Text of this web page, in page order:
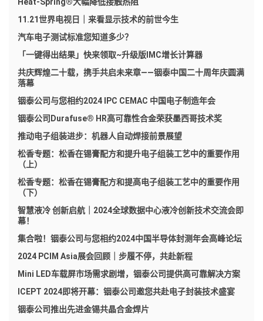
11.21世界电视日｜来看显示技术的前世今生
汽车电子测试标准您知道多少？
「一键得出结果」快来领取~升级版IMC增长计算器
共庆辉煌二十载，携手共启未来章——铟泰中国二十周年庆圆满
落幕
铟泰公司与您相约2024 IPC CEMAC 中国电子制造年会
铟泰公司Durafuse® HR高可靠性合金荣获墨西哥技术奖
推动电子组装进步：机器人自动焊接前景展望
松香专题：松香在锡膏配方和提升电子组装工艺中的重要作用
（上）
松香专题：松香在锡膏配方和提高电子组装工艺中的重要作用
（下）
智慧液冷 创新启航｜2024全球数据中心液冷创新技术交流会即
幕！
集合啦！铟泰公司与您相约2024中国半导体封测年会高峰论坛
2024 PCIM Asia展会回顾｜步履不停，共赴新程
Mini LED车载屏市场需求剧增，铟泰公司提供高可靠解决方案
ICEPT 2024即将开幕：铟泰公司邀您共赴电子封装技术盛宴
铟泰公司推出先进金锡共晶合金焊片